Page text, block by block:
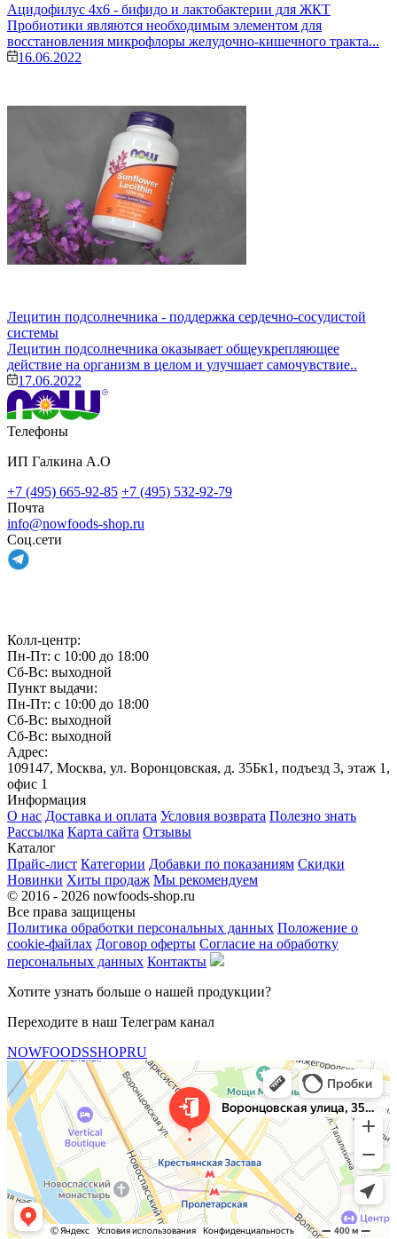
Ацидофилус 4х6 - бифидо и лактобактерии для ЖКТ
Пробиотики являются необходимым элементом для
восстановления микрофлоры желудочно-кишечного тракта...
16.06.2022
Лецитин подсолнечника - поддержка сердечно-сосудистой
системы
Лецитин подсолнечника оказывает общеукрепляющее
действие на организм в целом и улучшает самочувствие..
17.06.2022
Телефоны
ИП Галкина А.О
+7 (495) 665-92-85 +7 (495) 532-92-79
Почта
info@nowfoods-shop.ru
Соц.сети
Колл-центр:
Пн-Пт: с 10:00 до 18:00
Сб-Вс: выходной
Пункт выдачи:
Пн-Пт: с 10:00 до 18:00
Сб-Вс: выходной
Сб-Вс: выходной
Адрес:
109147, Москва, ул. Воронцовская, д. 35Бк1, подъезд 3, этаж 1,
офис 1
Информация
О нас Доставка и оплата Условия возврата Полезно знать
Рассылка Карта сайта Отзывы
Каталог
Прайс-лист Категории Добавки по показаниям Скидки
Новинки Хиты продаж Мы рекомендуем
© 2016 - 2026 nowfoods-shop.ru
Все права защищены
Политика обработки персональных данных Положение о
cookie-файлах Договор оферты Согласие на обработку
персональных данных Контакты
Хотите узнать больше о нашей продукции?
Переходите в наш Телеграм канал
NOWFOODSSHOPRU